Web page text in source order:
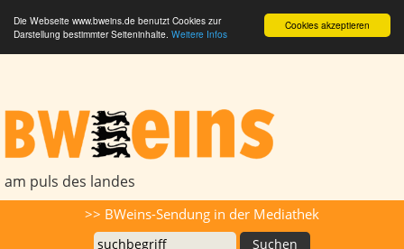
Cookies akzeptieren
Die Webseite www.bweins.de benutzt Cookies zur
Darstellung bestimmter Seiteninhalte. Weitere Infos
am puls des landes
>> BWeins-Sendung in der Mediathek